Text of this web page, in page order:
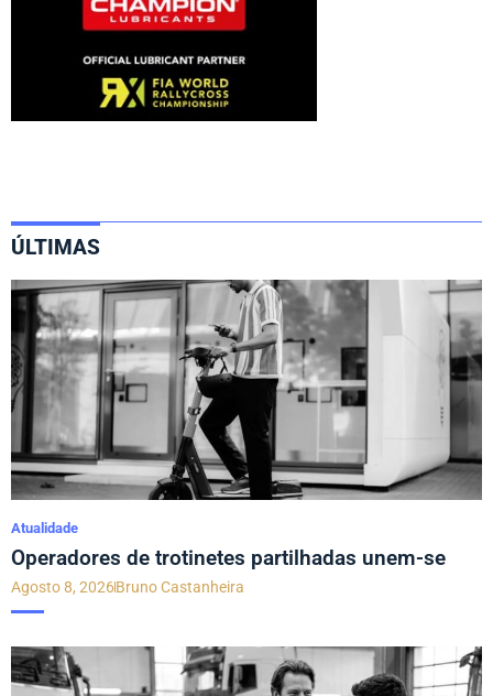
ÚLTIMAS
Atualidade
Operadores de trotinetes partilhadas unem-se
Agosto 8, 2026Bruno Castanheira